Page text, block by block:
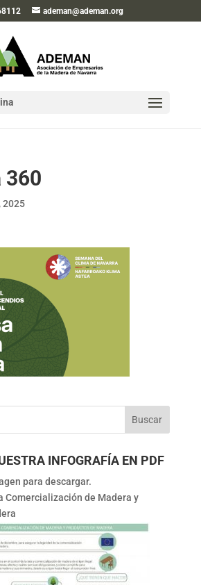
ademan@ademan.org
360
2025
INFOGRAFÍA EN PDF
para descargar.
Comercialización de Madera y